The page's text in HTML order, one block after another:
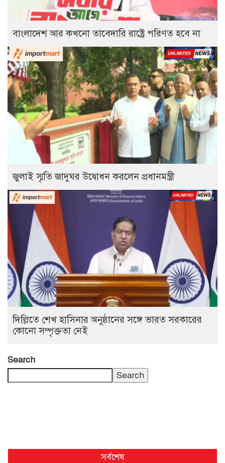
বাংলাদেশ আর কখনো তাবেদারি রাষ্ট্রে পরিণত হবে না
জুলাই স্মৃতি জাদুঘর উদ্বোধন করলেন প্রধানমন্ত্রী
দিল্লিতে শেখ হাসিনার অনুষ্ঠানের সঙ্গে ভারত সরকারের
কোনো সম্পৃক্ততা নেই
Search
Search
সর্বশেষ